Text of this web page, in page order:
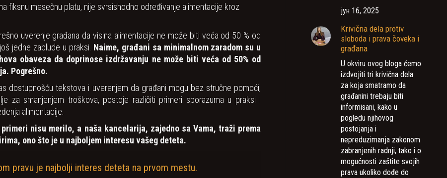
fiksnu mesečnu platu, nije svrsishodno određivanje alimentacije kroz
uverenje građana da visina alimentacije ne može biti veća od 50 % od
jedne zablude u praksi. Naime, građani sa minimalnom zaradom su u
obaveza da doprinose izdržavanju ne može biti veća od 50% od
Pogrešno.
dostupnošću tekstova i uverenjem da građani mogu bez stručne pomoći,
za smanjenjem troškova, postoje različiti primeri sporazuma u praksi i
alimentacije.
nisu merilo, a naša kancelarija, zajedno sa Vama, traži prema
ono što je u najboljem interesu vašeg deteta.
pravu je najbolji interes deteta na prvom mestu.
јун 16, 2025
Krivična dela protiv
sloboda i prava čoveka i
građana
U okviru ovog bloga ćemo
izdvojiti tri krivična dela
za koja smatramo da
građanini trebaju biti
informisani, kako u
pogledu njihovog
postojanja i
nepreduzimanja zakonom
zabranjenih radnji, tako i o
mogućnosti zaštite svojih
prava ukoliko dođe do